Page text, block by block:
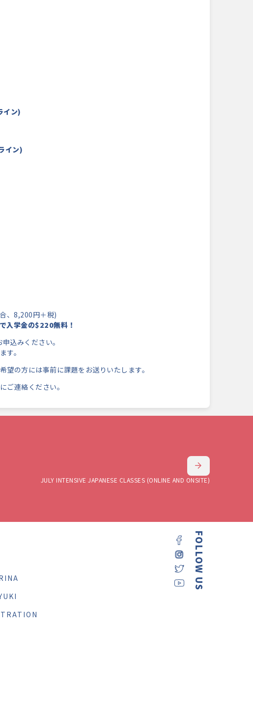
イン)
イン)
、8,200円＋税)
入学金の$220無料！
込みください。
す。
望の方には事前に課題をお送りいたします。
ご連絡ください。
JULY INTENSIVE JAPANESE CLASSES (ONLINE AND ONSITE)
FOLLOW US